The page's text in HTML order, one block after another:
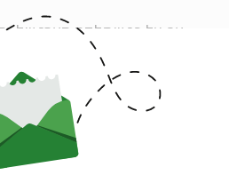
אף על פי שחלקה הארי של
העדה. מדי שנה נאספים
בירושלים כדי לשחזר את
לרחבת הכותל המערבי תוך